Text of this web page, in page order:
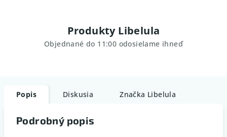
Produkty Libelula
Objednané do 11:00 odosielame ihneď
Popis Diskusia Značka Libelula
Podrobný popis